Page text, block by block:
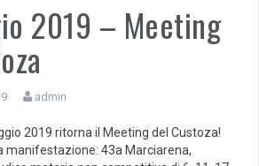
2019 – Meeting
admin
2019 ritorna il Meeting del Custoza!
manifestazione: 43a Marciarena,